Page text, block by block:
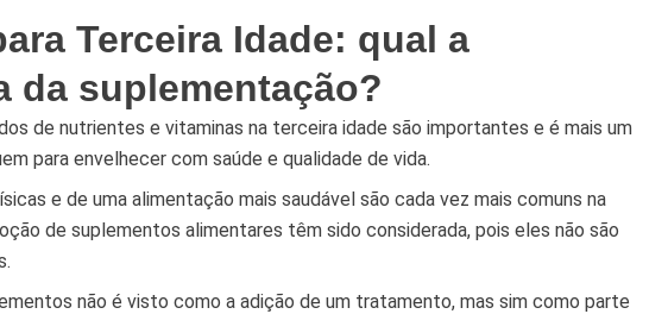
Terceira Idade: qual a
da suplementação?
de nutrientes e vitaminas na terceira idade são importantes e é mais um
para envelhecer com saúde e qualidade de vida.
e de uma alimentação mais saudável são cada vez mais comuns na
de suplementos alimentares têm sido considerada, pois eles não são
não é visto como a adição de um tratamento, mas sim como parte